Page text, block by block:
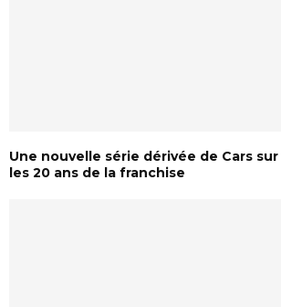
Une nouvelle série dérivée de Cars
les 20 ans de la franchise